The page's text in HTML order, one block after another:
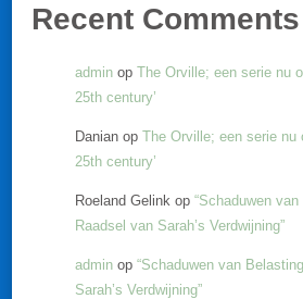
Recent Comments
admin op The Orville; een serie nu
25th century’
Danian op The Orville; een serie nu
25th century’
Roeland Gelink op “Schaduwen
Raadsel van Sarah’s Verdwijning”
admin op “Schaduwen van
Sarah’s Verdwijning”